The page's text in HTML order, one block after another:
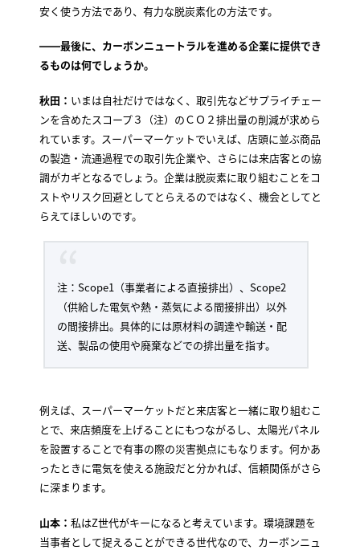
安く使う方法であり、有力な脱炭素化の方法です。
――最後に、カーボンニュートラルを進める企業に提供でき
るものは何でしょうか。
秋田： いまは自社だけではなく、取引先などサプライチェー
ンを含めたスコープ３（注）のＣＯ２排出量の削減が求めら
れています。スーパーマーケットでいえば、店頭に並ぶ商品
の製造・流通過程での取引先企業や、さらには来店客との協
調がカギとなるでしょう。企業は脱炭素に取り組むことをコ
ストやリスク回避としてとらえるのではなく、機会としてと
らえてほしいのです。
注：Scope1（事業者による直接排出）、Scope2
（供給した電気や熱・蒸気による間接排出）以外
の間接排出。具体的には原材料の調達や輸送・配
送、製品の使用や廃棄などでの排出量を指す。
例えば、スーパーマーケットだと来店客と一緒に取り組むこ
とで、来店頻度を上げることにもつながるし、太陽光パネル
を設置することで有事の際の災害拠点にもなります。何かあ
ったときに電気を使える施設だと分かれば、信頼関係がさら
に深まります。
山本： 私はZ世代がキーになると考えています。環境課題を
当事者として捉えることができる世代なので、カーボンニュ